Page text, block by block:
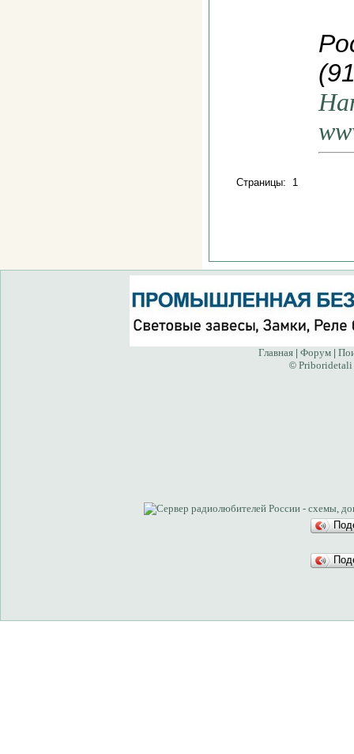
Страницы: 1
Главная Форум
© Priboridetali